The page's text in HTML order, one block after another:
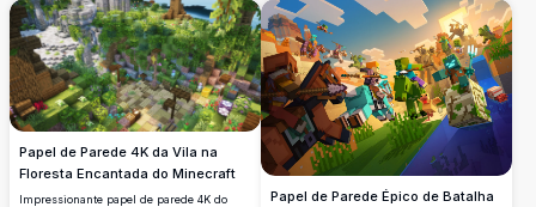
sandbox que procuram fundos de
qualidade premium com cores vibrantes e
elementos visuais dinâmicos.
mundo real. Papel de parede perfeito para
fãs de Minecraft e entusiastas de jogos.
Papel de Parede 4K da Vila na
Floresta Encantada do Minecraft
Impressionante papel de parede 4K do
Papel de Parede Épico de Batalha